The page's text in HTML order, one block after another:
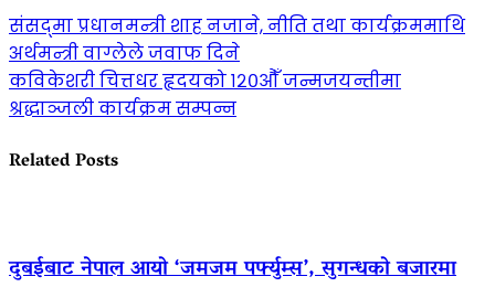
संसद्‌मा प्रधानमन्त्री शाह नजाने, नीति तथा कार्यक्रममाथि
अर्थमन्त्री वाग्लेले जवाफ दिने
कविकेशरी चित्तधर हृदयको १२०औँ जन्मजयन्तीमा
श्रद्धाञ्जली कार्यक्रम सम्पन्न
Related Posts
दुबईबाट नेपाल आयो ‘जमजम पर्फ्युम्स’, सुगन्धको बजारमा